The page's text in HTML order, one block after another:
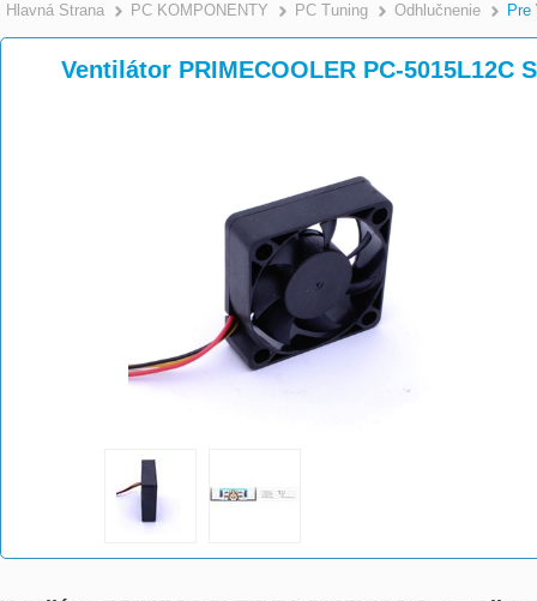
Hlavná Strana >
PC KOMPONENTY >
PC Tuning >
Odhlučnenie Pre
Ventilátor PRIMECOOLER PC-5015L12C